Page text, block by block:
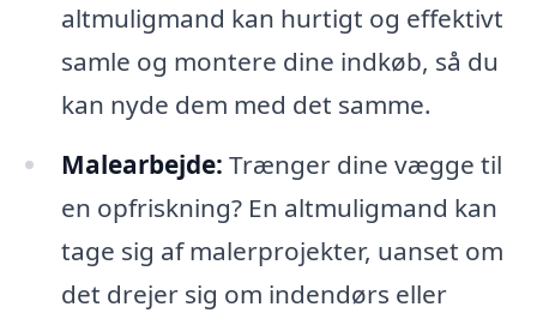
altmuligmand kan hurtigt og effektivt
samle og montere dine indkøb, så du
kan nyde dem med det samme.
Malearbejde: Trænger dine vægge til
en opfriskning? En altmuligmand kan
tage sig af malerprojekter, uanset om
det drejer sig om indendørs eller